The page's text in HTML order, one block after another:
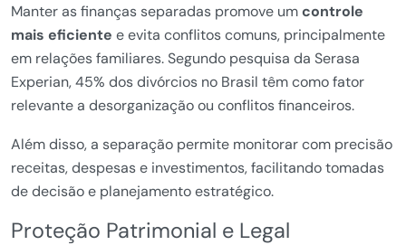
Manter as finanças separadas promove umcontrole
mais eficiente e evita conflitos comuns, principalmente
em relações familiares. Segundo pesquisa da Serasa
Experian, 45% dos divórcios no Brasil têm como fator
relevante a desorganização ou conflitos financeiros.
Além disso, a separação permite monitorar com precisão
receitas, despesas e investimentos, facilitando tomadas
de decisão e planejamento estratégico.
Proteção Patrimonial e Legal